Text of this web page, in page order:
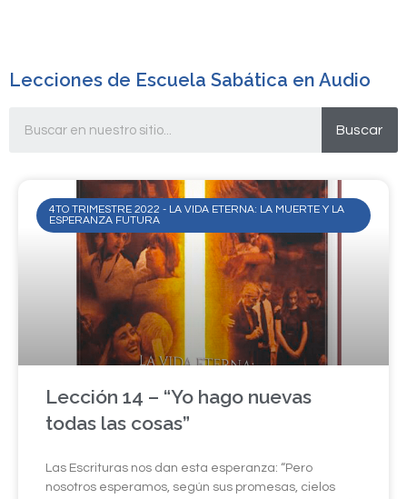
Lecciones de Escuela Sabática en Audio
Buscar
4TO TRIMESTRE 2022 - LA VIDA ETERNA: LA MUERTE Y LA
ESPERANZA FUTURA
Lección 14 – “Yo hago nuevas
todas las cosas”
Las Escrituras nos dan esta esperanza: “Pero
nosotros esperamos, según sus promesas, cielos